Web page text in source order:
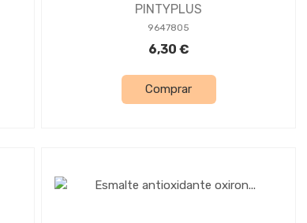
PINTYPLUS
9647805
6,30 €
Comprar